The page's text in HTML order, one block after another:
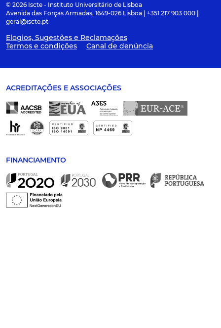
© 2026 Iscte - Instituto Universitário de Lisboa
Avenida das Forças Armadas, 1649-026 Lisboa | +351 217 903 000 |
geral@iscte.pt
Elogios, Sugestões e Reclamações
Termos e condições
Canal de denúncia
ACREDITAÇÕES E ASSOCIAÇÕES
FINANCIAMENTO